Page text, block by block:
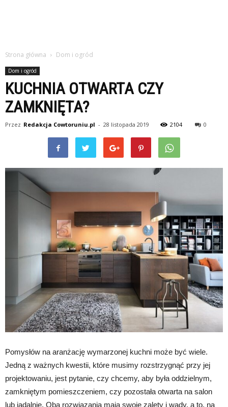
Strona główna Dom i ogród
Dom i ogród
KUCHNIA OTWARTA CZY
ZAMKNIĘTA?
Przez Redakcja Cowtoruniu.pl - 28 listopada 2019 2104 0
Pomysłów na aranżację wymarzonej kuchni może być wiele.
Jedną z ważnych kwestii, które musimy rozstrzygnąć przy jej
projektowaniu, jest pytanie, czy chcemy, aby była oddzielnym,
zamkniętym pomieszczeniem, czy pozostała otwarta na salon
lub jadalnię. Oba rozwiązania mają swoje zalety i wady, a to, na